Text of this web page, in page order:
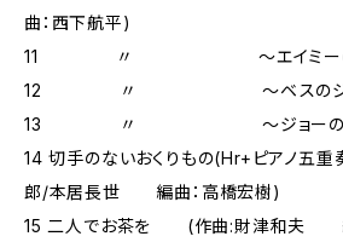
曲：西下航平)
11 〃 〜エイミーのパ
12 〃 〜ベスのジャケッ
13 〃 〜ジョーのサンデ
14 切手のないおくりもの(Hr+ピアノ
郎/本居長世 編曲：高橋宏樹)
15 二人でお茶を (作曲:財津和夫 編